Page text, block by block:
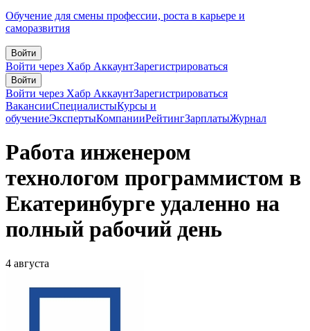
Обучение для смены профессии, роста в карьере и
саморазвития
Войти
Войти через Хабр АккаунтЗарегистрироваться
Войти
Войти через Хабр АккаунтЗарегистрироваться
ВакансииСпециалистыКурсы и
обучениеЭкспертыКомпанииРейтингЗарплатыЖурнал
Работа инженером
технологом программистом в
Екатеринбурге удаленно на
полный рабочий день
4 августа